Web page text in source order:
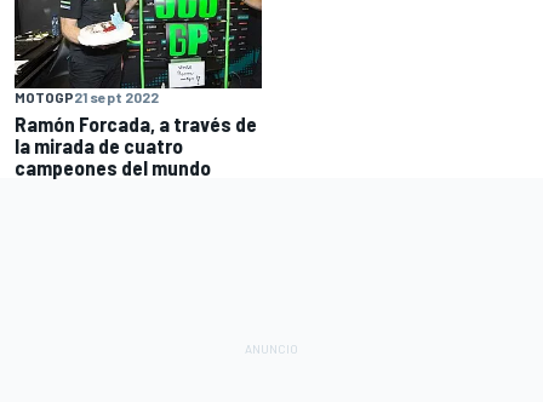
MOTOGP21 sept 2022
Ramón Forcada, a través de
la mirada de cuatro
campeones del mundo